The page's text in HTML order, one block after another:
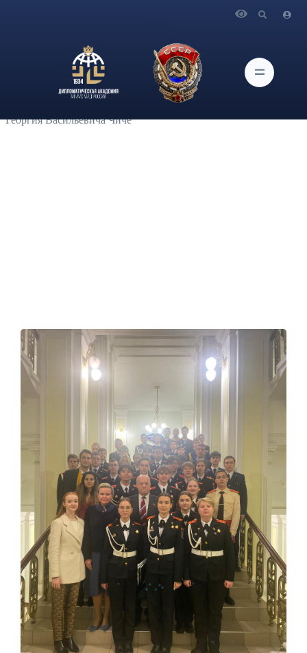
молодежной программы по сохранению исторической
памяти и популяризации традиций российской
дипломатической службы «Дипломаты на службе
Отечеству» состоялся Дипломатический урок памяти
Георгия Васильевича Чиче